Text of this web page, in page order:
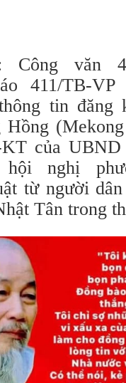
văn
411/TB-
tin đăng
của
hội nghị
từ người
Tân trong